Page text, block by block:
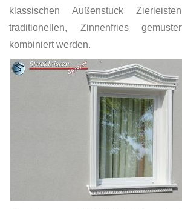
klassischen Außenstuck
traditionellen, Zinnenfries
kombiniert werden.